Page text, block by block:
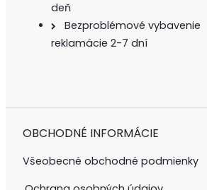
deň
Bezproblémové vybavenie
reklamácie 2-7 dní
OBCHODNÉ INFORMÁCIE
Všeobecné obchodné podmienky